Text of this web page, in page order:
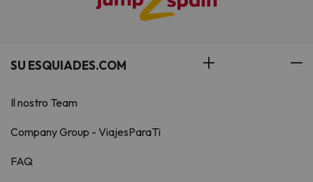
SU ESQUIADES.COM
Il nostro Team
Company Group - ViajesParaTi
FAQ